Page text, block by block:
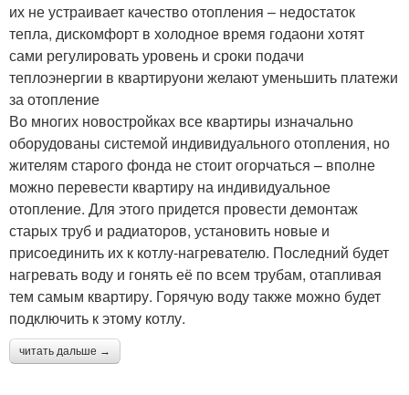
их не устраивает качество отопления – недостаток
тепла, дискомфорт в холодное время годаони хотят
сами регулировать уровень и сроки подачи
теплоэнергии в квартируони желают уменьшить платежи
за отопление
Во многих новостройках все квартиры изначально
оборудованы системой индивидуального отопления, но
жителям старого фонда не стоит огорчаться – вполне
можно перевести квартиру на индивидуальное
отопление. Для этого придется провести демонтаж
старых труб и радиаторов, установить новые и
присоединить их к котлу-нагревателю. Последний будет
нагревать воду и гонять её по всем трубам, отапливая
тем самым квартиру. Горячую воду также можно будет
подключить к этому котлу.
читать дальше →